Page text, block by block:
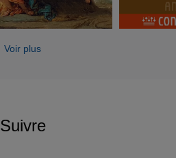
Voir plus
Suivre